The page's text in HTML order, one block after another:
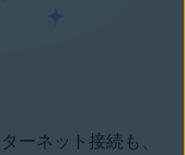
ーネット接続も、